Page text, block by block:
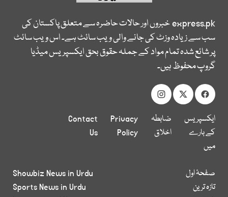
express.pkخبروں اور حالات حاضرہ سے متعلق پاکستان کی
سب سے زیادہ وزٹ کی جانے والی ویب سائٹ ہے۔ اس ویب سائٹ
پر شائع شدہ تمام مواد کے جملہ حقوق بحق ایکسپریس میڈیا
گروپ محفوظ ہیں۔
ایکسپریس
کے بارے
میں
ضابطہ
اخلاق
Privacy
Policy
Contact
Us
صفحۂ اول
تازہ ترین
Showbiz News in Urdu
Sports News in Urdu